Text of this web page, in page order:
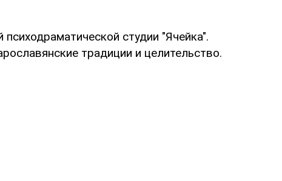
студии "Ячейка".
традиции и целительство.